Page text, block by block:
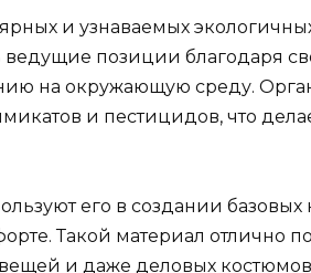
и узнаваемых
позиции благодаря
на окружающую среду.
и пестицидов, что
его в создании базовых
Такой материал отлично
и даже деловых